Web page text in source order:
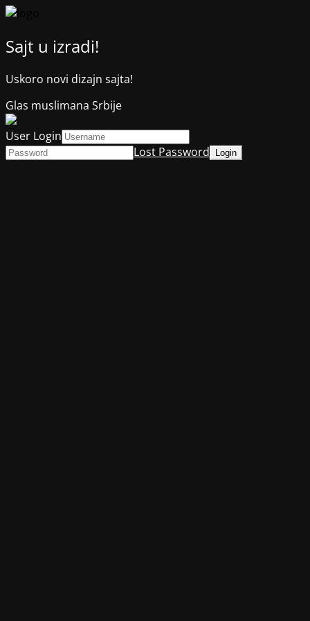
Sajt u izradi!
Uskoro novi dizajn sajta!
Glas muslimana Srbije
User Login
Lost Password